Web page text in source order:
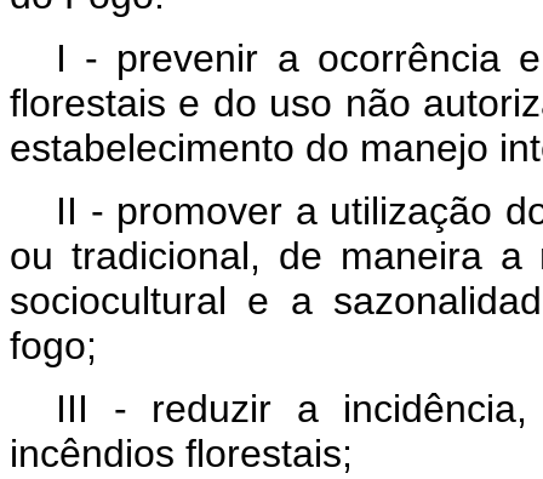
I - prevenir a ocorrência
florestais e do uso não
estabelecimento do manejo
II - promover a utilização
ou tradicional, de maneira a
sociocultural e a
fogo;
III - reduzir a
incêndios florestais;